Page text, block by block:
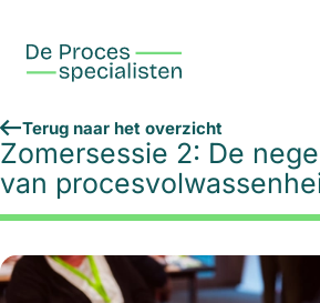
Terug naar het overzicht
Zomersessie 2: De
van